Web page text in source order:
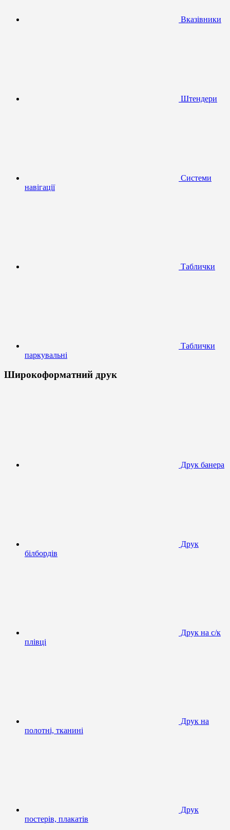
Вказівники
Штендери
Системи
навігації
Таблички
Таблички
паркувальні
Широкоформатний друк
Друк банера
Друк
білбордів
Друк на с/к
плівці
Друк на
полотні, тканині
Друк
постерів, плакатів